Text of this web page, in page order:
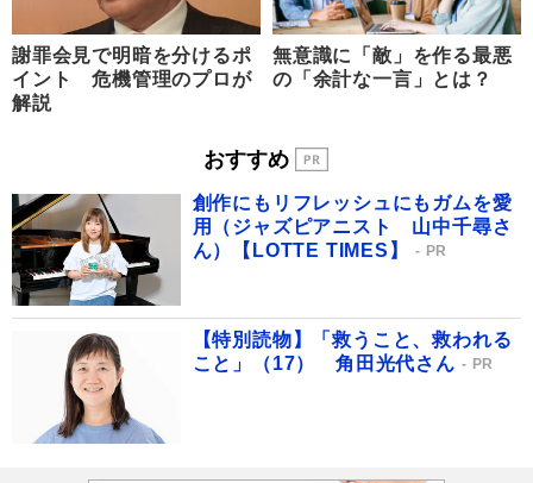
謝罪会見で明暗を分けるポ
イント 危機管理のプロが
解説
無意識に「敵」を作る最悪
の「余計な一言」とは？
おすすめ
創作にもリフレッシュにもガムを愛
用（ジャズピアニスト 山中千尋さ
ん）【LOTTE TIMES】
PR
【特別読物】「救うこと、救われる
こと」（17） 角田光代さん
PR